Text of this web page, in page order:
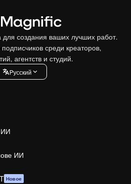
создания ваших лучших работ.
среди креаторов,
агентств и студий.
Pусский
ИИ
ИИ
Новое